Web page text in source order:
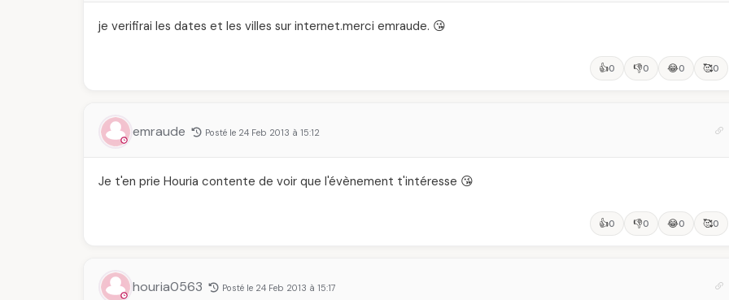
je verifirai les dates et les villes sur internet.merci emraude. 😘
👍0 👎0 😂0 🥰0
emraude Posté le 24 Feb 2013 à 15:12
Je t'en prie Houria contente de voir que l'évènement t'intéresse 😘
👍0 👎0 😂0 🥰0
houria0563 Posté le 24 Feb 2013 à 15:17